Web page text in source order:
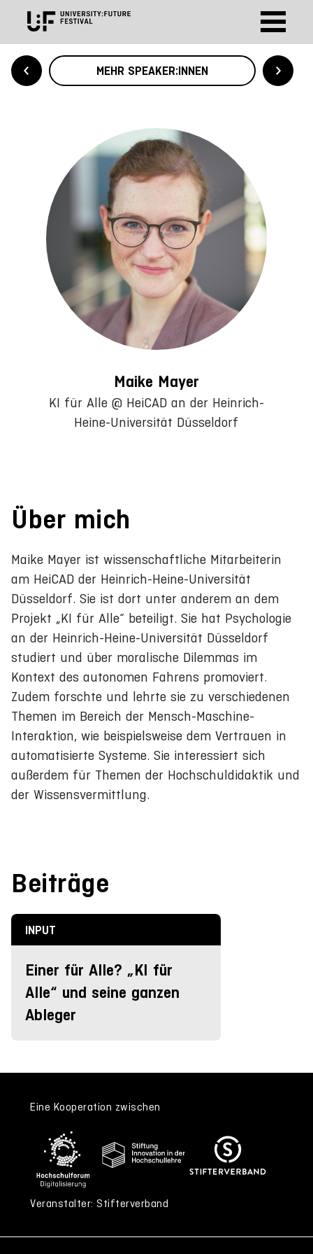
MEHR SPEAKER:INNEN
Maike Mayer
KI für Alle @ HeiCAD an der Heinrich-
Heine-Universität Düsseldorf
Über mich
Maike Mayer ist wissenschaftliche Mitarbeiterin
am HeiCAD der Heinrich-Heine-Universität
Düsseldorf. Sie ist dort unter anderem an dem
Projekt „KI für Alle“ beteiligt. Sie hat Psychologie
an der Heinrich-Heine-Universität Düsseldorf
studiert und über moralische Dilemmas im
Kontext des autonomen Fahrens promoviert.
Zudem forschte und lehrte sie zu verschiedenen
Themen im Bereich der Mensch-Maschine-
Interaktion, wie beispielsweise dem Vertrauen in
automatisierte Systeme. Sie interessiert sich
außerdem für Themen der Hochschuldidaktik und
der Wissensvermittlung.
Beiträge
INPUT
Einer für Alle? „KI für
Alle“ und seine ganzen
Ableger
Eine Kooperation zwischen
Veranstalter: Stifterverband